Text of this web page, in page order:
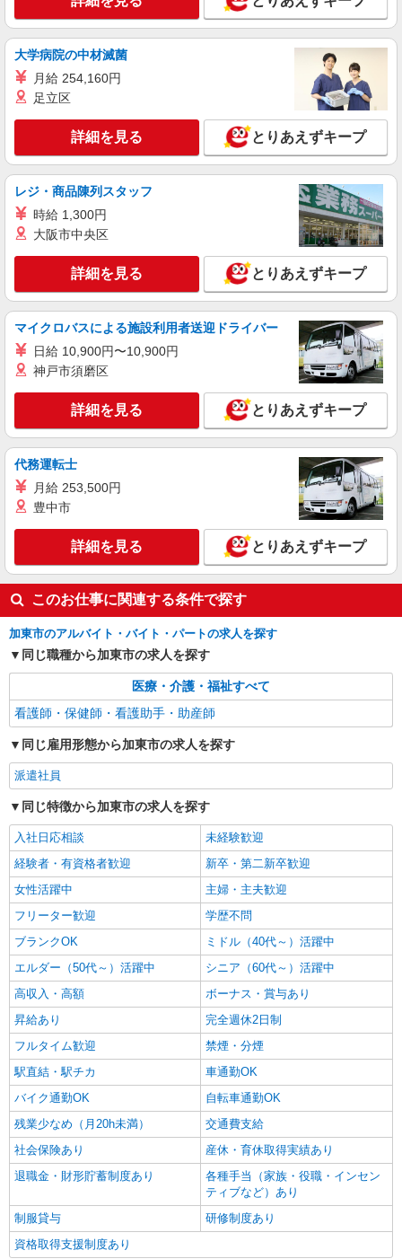
大学病院の中材滅菌
月給 254,160円
足立区
詳細を見る とりあえずキープ
レジ・商品陳列スタッフ
時給 1,300円
大阪市中央区
詳細を見る とりあえずキープ
マイクロバスによる施設利用者送迎ドライバー
日給 10,900円〜10,900円
神戸市須磨区
詳細を見る とりあえずキープ
代務運転士
月給 253,500円
豊中市
詳細を見る とりあえずキープ
このお仕事に関連する条件で探す
加東市のアルバイト・バイト・パートの求人を探す
同じ職種から加東市の求人を探す
医療・介護・福祉すべて
看護師・保健師・看護助手・助産師
同じ雇用形態から加東市の求人を探す
派遣社員
同じ特徴から加東市の求人を探す
入社日応相談
未経験歓迎
経験者・有資格者歓迎
新卒・第二新卒歓迎
女性活躍中
主婦・主夫歓迎
フリーター歓迎
学歴不問
ブランクOK
ミドル（40代～）活躍中
エルダー（50代～）活躍中
シニア（60代～）活躍中
高収入・高額
ボーナス・賞与あり
昇給あり
完全週休2日制
フルタイム歓迎
禁煙・分煙
駅直結・駅チカ
車通勤OK
バイク通勤OK
自転車通勤OK
残業少なめ（月20h未満）
交通費支給
社会保険あり
産休・育休取得実績あり
退職金・財形貯蓄制度あり
各種手当（家族・役職・インセン
ティブなど）あり
制服貸与
研修制度あり
資格取得支援制度あり